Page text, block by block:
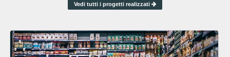
Vedi tutti i progetti realizzati